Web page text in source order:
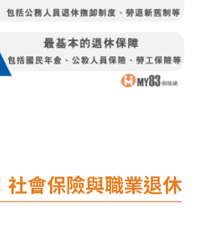
社會保險與職業退休